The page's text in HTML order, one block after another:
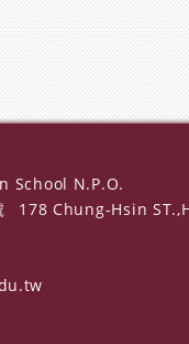
School N.P.O.
178 Chung-Hsin